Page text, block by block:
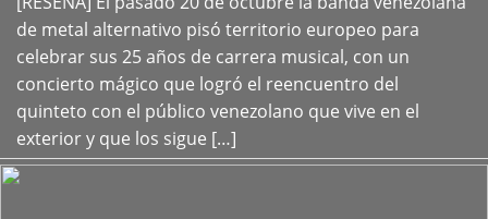
de metal alternativo pisó territorio europeo para
celebrar sus 25 años de carrera musical, con un
concierto mágico que logró el reencuentro del
quinteto con el público venezolano que vive en el
exterior y que los sigue […]
+